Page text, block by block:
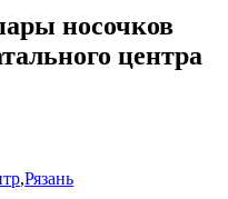
носочков
центра
,Рязань